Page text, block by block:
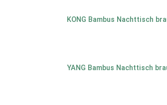
KONG Bambus Nachttisch
YANG Bambus Nachttisch